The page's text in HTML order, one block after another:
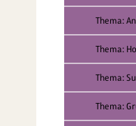
Thema:
Thema:
Thema:
Thema: